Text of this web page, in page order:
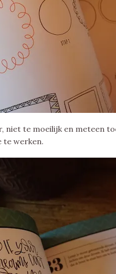
niet te moeilijk en meteen
te werken.